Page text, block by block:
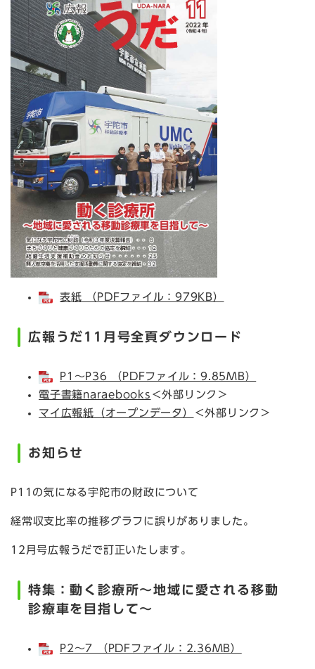
表紙 （PDFファイル：979KB）
広報うだ11月号全頁ダウンロード
P1～P36 （PDFファイル：9.85MB）
電子書籍naraebooks ＜外部リンク＞
マイ広報紙（オープンデータ）
＜外部リンク＞
お知らせ
P11の気になる宇陀市の財政について
経常収支比率の推移グラフに誤りがありました。
12月号広報うだで訂正いたします。
特集：動く診療所～地域に愛される移動
診療車を目指して～
P2～7 （PDFファイル：2.36MB）